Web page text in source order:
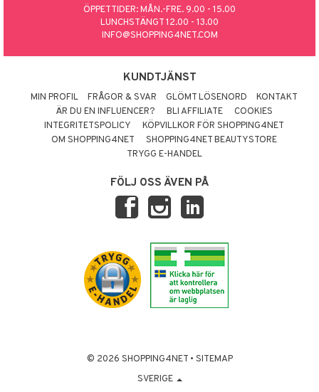
ÖPPETTIDER: MÅN.-FRE. 9.00 - 15.00
LUNCHSTÄNGT 12.00 - 13.00
INFO@SHOPPING4NET.COM
KUNDTJÄNST
MIN PROFIL FRÅGOR & SVAR GLÖMT LÖSENORD
KONTAKT
ÄR DU EN INFLUENCER?
BLI AFFILIATE
COOKIES
INTEGRITETSPOLICY
KÖPVILLKOR FÖR SHOPPING4NET
OM SHOPPING4NET
SHOPPING4NET BEAUTYSTORE
TRYGG E-HANDEL
FÖLJ OSS ÄVEN PÅ
© 2026 SHOPPING4NET • SITEMAP
SVERIGE